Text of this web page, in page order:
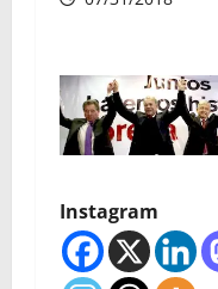
Instagram